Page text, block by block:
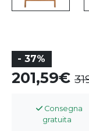
- 37%
201,59
Consegna
gratuita